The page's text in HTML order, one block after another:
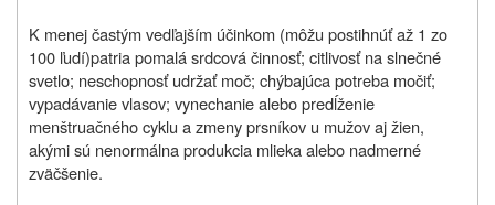
K menej častým vedľajším účinkom (môžu postihnúť až 1 zo
100 ľudí)patria pomalá srdcová činnosť; citlivosť na slnečné
svetlo; neschopnosť udržať moč; chýbajúca potreba močiť;
vypadávanie vlasov; vynechanie alebo predĺženie
menštruačného cyklu a zmeny prsníkov u mužov aj žien,
akými sú nenormálna produkcia mlieka alebo nadmerné
zväčšenie.